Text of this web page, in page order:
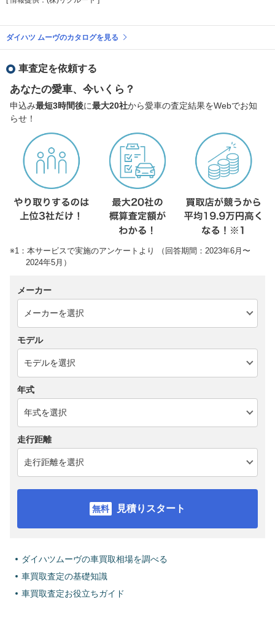
ダイハツ ムーヴのカタログを見る
車査定を依頼する
あなたの愛車、今いくら？
申込み最短3時間後に最大20社から愛車の査定結果をWebでお知
らせ！
※1：本サービスで実施のアンケートより （回答期間：2023年6月〜
2024年5月）
メーカー
モデル
年式
走行距離
見積りスタート
ダイハツムーヴの車買取相場を調べる
車買取査定の基礎知識
車買取査定お役立ちガイド